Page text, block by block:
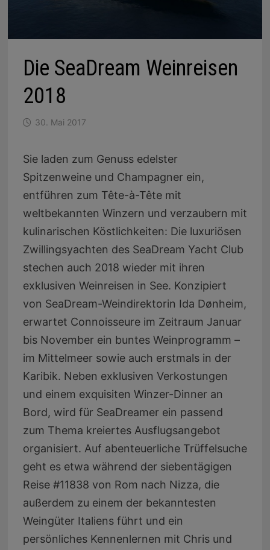
Die SeaDream Weinreisen
2018
30. Mai 2017
Sie laden zum Genuss edelster
Spitzenweine und Champagner ein,
entführen zum Tête-à-Tête mit
weltbekannten Winzern und verzaubern mit
kulinarischen Köstlichkeiten: Die luxuriösen
Zwillingsyachten des SeaDream Yacht Club
stechen auch 2018 wieder mit ihren
exklusiven Weinreisen in See. Konzipiert
von SeaDream-Weindirektorin Ida Dønheim,
erwartet Connoisseure im Zeitraum Januar
bis November ein buntes Weinprogramm –
im Mittelmeer sowie auch erstmals in der
Karibik. Neben exklusiven Verkostungen
und einem exquisiten Winzer-Dinner an
Bord, wird für SeaDreamer ein passend
zum Thema kreiertes Ausflugsangebot
organisiert. Auf abenteuerliche Trüffelsuche
geht es etwa während der siebentägigen
Reise #11838 von Rom nach Nizza, die
außerdem zu einem der bekanntesten
Weingüter Italiens führt und ein
persönliches Kennenlernen mit Chris und